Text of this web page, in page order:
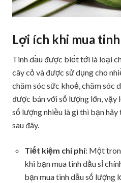
Lợi ích khi mua
Tinh dầu được biết tới là loại
cây cỏ và được sử dụng cho
chăm sóc sức khoẻ, chăm sóc
được bán với số lượng lớn, vậy
số lượng nhiều là gì thì bạn
sau đây.
Tiết kiệm chi phí: Một
khi bạn mua tinh dầu sỉ
bạn mua tinh dầu số lượng